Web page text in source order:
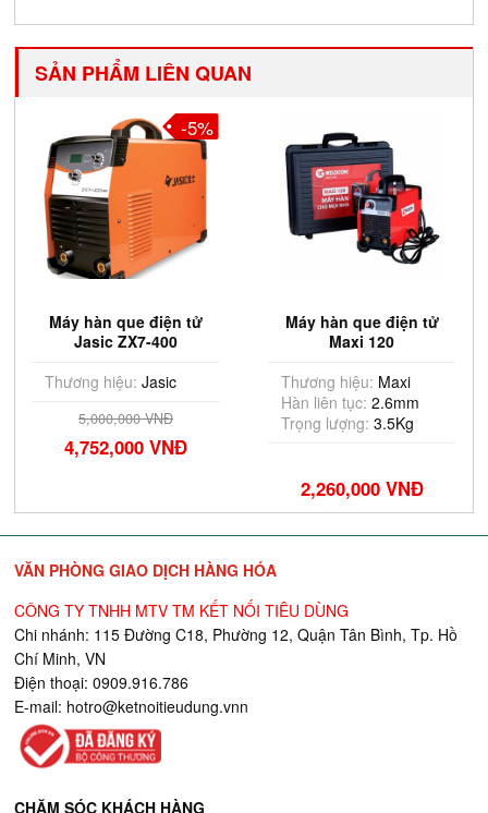
SẢN PHẨM LIÊN QUAN
Máy hàn que điện tử
Jasic ZX7-400
Thương hiệu: Jasic
5,000,000 VNĐ
4,752,000 VNĐ
-5%
Máy hàn que điện tử
Maxi 120
Thương hiệu: Maxi
Hàn liên tục: 2.6mm
Trọng lượng: 3.5Kg
2,260,000 VNĐ
VĂN PHÒNG GIAO DỊCH HÀNG HÓA
CÔNG TY TNHH MTV TM KẾT NỐI TIÊU DÙNG
Chi nhánh: 115 Đường C18, Phường 12, Quận Tân Bình, Tp. Hồ
Chí Minh, VN
Điện thoại: 0909.916.786
E-mail: hotro@ketnoitieudung.vnn
CHĂM SÓC KHÁCH HÀNG